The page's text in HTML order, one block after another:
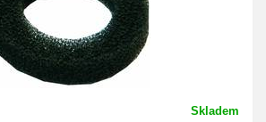
Skladem